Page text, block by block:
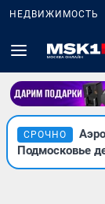
НЕДВИЖИМОСТЬ
СРОЧНО
Подмосковье